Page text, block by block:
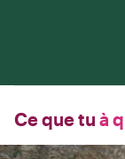
Ce que tu à